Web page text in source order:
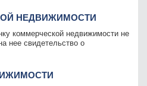
НЕДВИЖИМОСТИ
коммерческой недвижимости не
нее свидетельство о